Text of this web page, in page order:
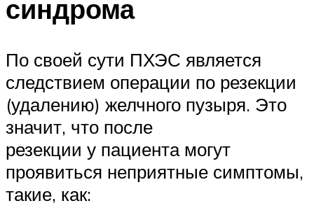
синдрома
По своей сути ПХЭС является
следствием операции по резекции
(удалению) желчного пузыря. Это
значит, что после
резекции у пациента могут
проявиться неприятные симптомы,
такие, как: